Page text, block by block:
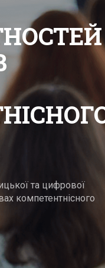
та цифрової
компетентнісного